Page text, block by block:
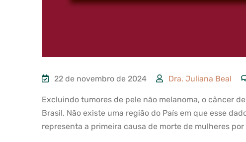
22 de novembro de 2024 Dra. Juliana Beal
Excluindo tumores de pele não melanoma, o câncer
Brasil. Não existe uma região do País em que esse
representa a primeira causa de morte de mulheres